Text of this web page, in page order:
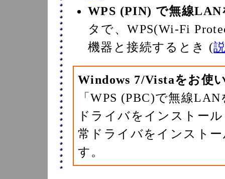
WPS (PIN) で無線
タで、WPS(Wi-Fi
機器と接続するとき (
Windows 7/Vistaをお使
「WPS (PBC)で無線
ドライバをインストー
常ドライバをインスト
す。